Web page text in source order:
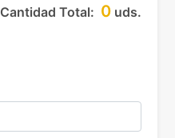
Cantidad Total: 0 uds.